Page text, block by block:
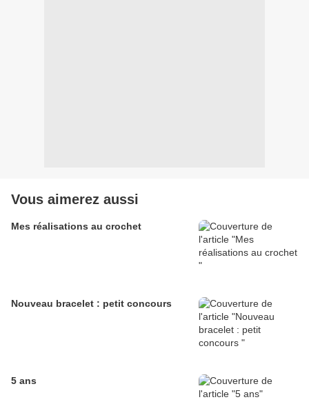
Vous aimerez aussi
Mes réalisations au crochet
Nouveau bracelet : petit concours
5 ans